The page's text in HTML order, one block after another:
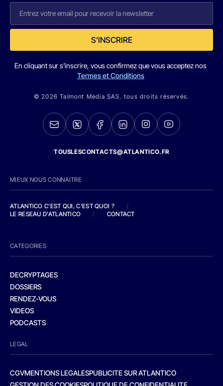
S'INSCRIRE
En cliquant sur s'inscrire, vous confirmez que vous acceptez nos
Termes et Conditions
© 2026 Talmont Media SAS. tous droits réservés.
TOUSLESCONTACTS@ATLANTICO.FR
MIEUX NOUS CONNAITRE
ATLANTICO C'EST QUI, C'EST QUOI ?
/
LE RESEAU D'ATLANTICO
/ CONTACT
CATEGORIES
DECRYPTAGES
DOSSIERS
RENDEZ-VOUS
VIDEOS
PODCASTS
LEGAL
CGVMENTIONS LEGALESPUBLICITE SUR ATLANTICO